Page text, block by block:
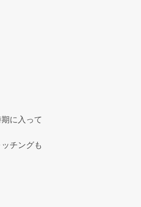
に入って
チングも